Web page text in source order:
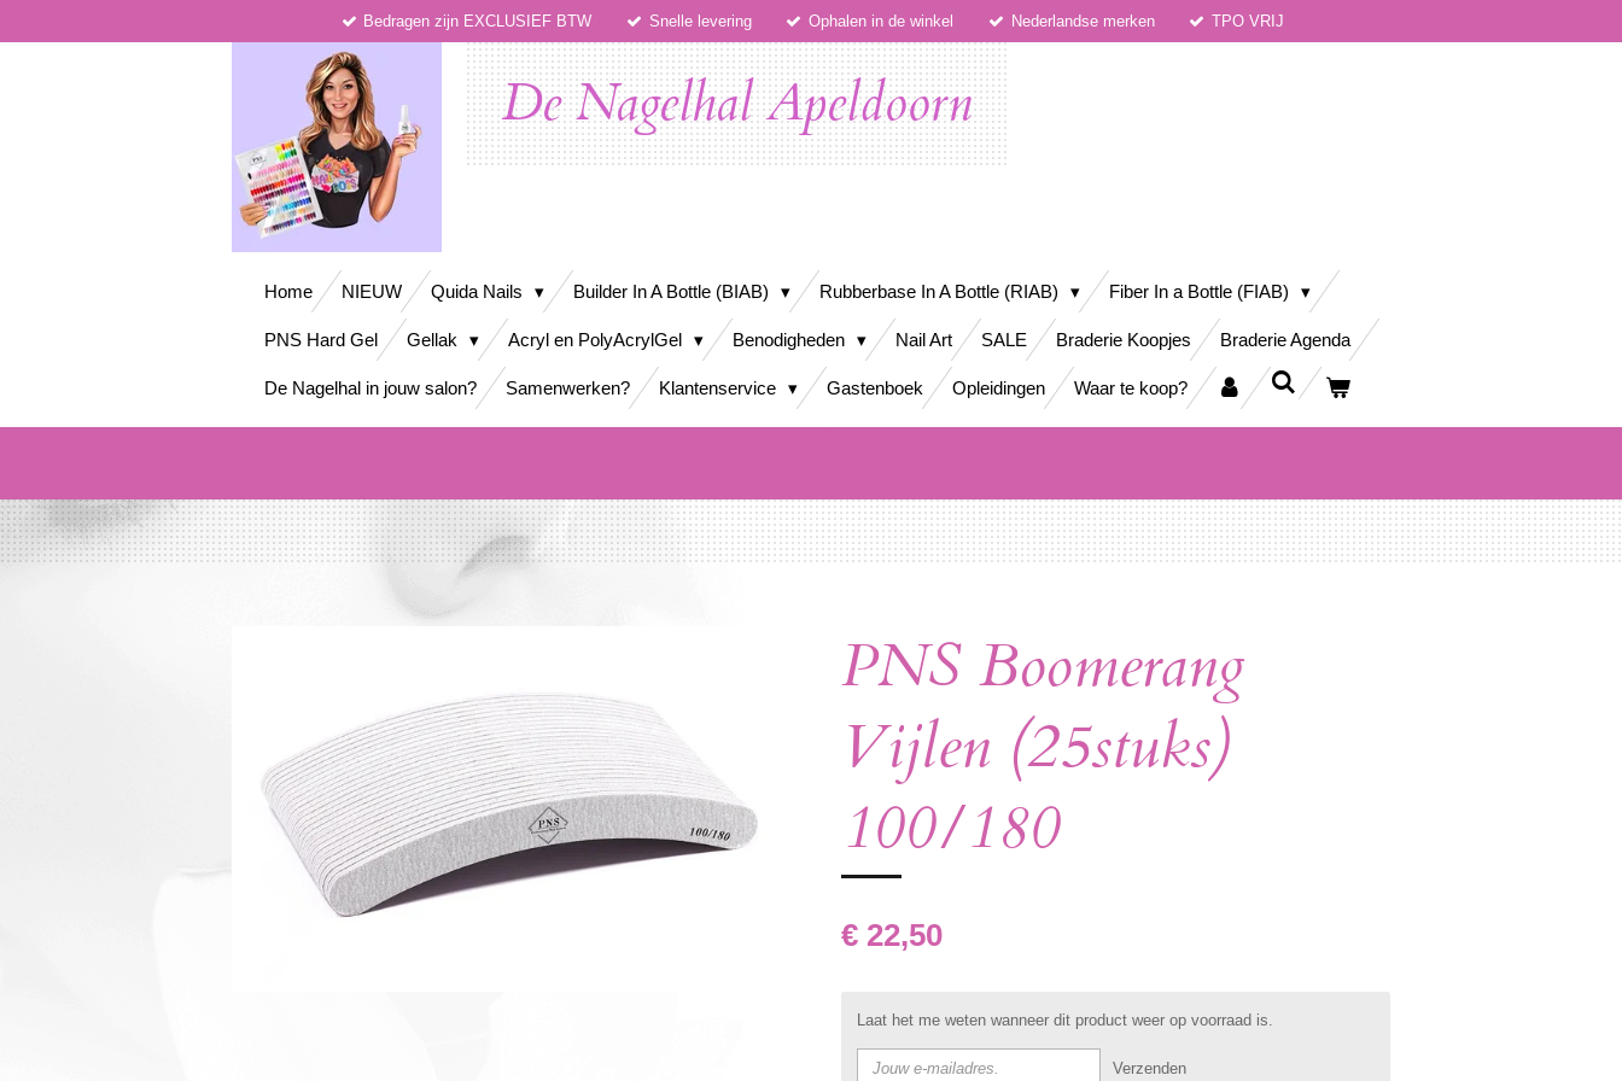
Bedragen zijn EXCLUSIEF BTW Snelle levering Ophalen in de winkel Nederlandse merken TPO VRIJ
De Nagelhal Apeldoorn
Home NIEUW Quida Nails Builder In A Bottle (BIAB) Rubberbase In A Bottle (RIAB) Fiber In a Bottle (FIAB)
PNS Hard Gel Gellak Acryl en PolyAcrylGel Benodigheden Nail Art SALE Braderie Koopjes Braderie Agenda
De Nagelhal in jouw salon? Samenwerken? Klantenservice Gastenboek Opleidingen Waar te koop?
PNS Boomerang
Vijlen (25stuks)
100/180
€ 22,50
Laat het me weten wanneer dit product weer op voorraad is.
Verzenden